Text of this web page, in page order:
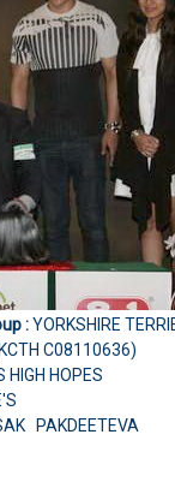
:YORKSHIRE
C08110636)
HIGH HOPES
PAKDEETEVA